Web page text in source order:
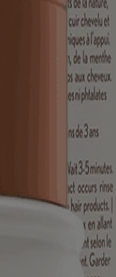
utilisées ici sont des